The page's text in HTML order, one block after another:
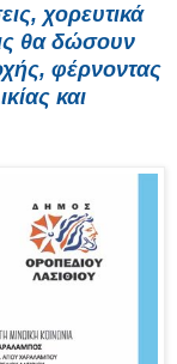
χορευτικά
θα δώσουν
φέρνοντας
και